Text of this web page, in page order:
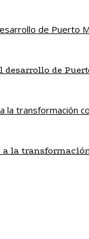
desarrollo de
a la